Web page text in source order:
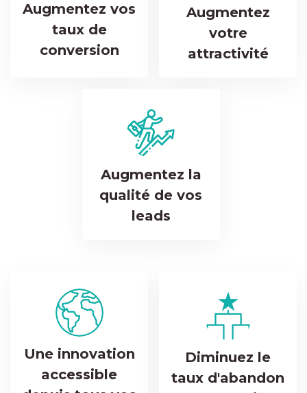
Augmentez vos
taux de
conversion
Augmentez
votre
attractivité
Augmentez la
qualité de vos
leads
Une innovation
accessible
Diminuez le
taux d'abandon